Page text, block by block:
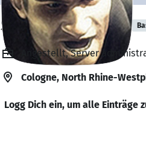
Steinert Thomas
Angestellt, Server
Cologne, North Rhine-
Logg Dich ein, um alle Einträge